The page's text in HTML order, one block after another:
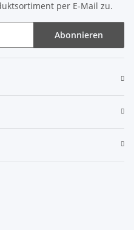
per E-Mail zu.
Abonnieren